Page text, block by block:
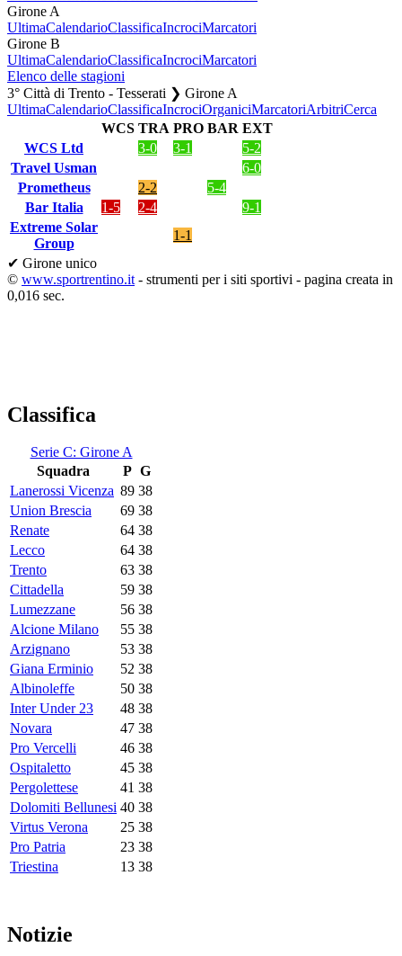
Girone A
UltimaCalendarioClassificaIncrociMarcatori
Girone B
UltimaCalendarioClassificaIncrociMarcatori
Elenco delle stagioni
3° Città di Trento - Tesserati ❯ Girone A
UltimaCalendarioClassificaIncrociOrganiciMarcatoriArbitriCerca
WCS TRA PRO BAR EXT
WCS Ltd
3-0 3-1
5-2
Travel Usman
6-0
Prometheus
2-2
5-4
Bar Italia
1-5 2-4
9-1
Extreme Solar
Group
1-1
✔ Girone unico
© www.sportrentino.it - strumenti per i siti sportivi - pagina creata in
0,016 sec.
Classifica
Serie C: Girone A
Squadra
P G
Lanerossi Vicenza 89 38
Union Brescia
69 38
Renate
64 38
Lecco
64 38
Trento
63 38
Cittadella
59 38
Lumezzane
56 38
Alcione Milano
55 38
Arzignano
53 38
Giana Erminio
52 38
Albinoleffe
50 38
Inter Under 23
48 38
Novara
47 38
Pro Vercelli
46 38
Ospitaletto
45 38
Pergolettese
41 38
Dolomiti Bellunesi 40 38
Virtus Verona
25 38
Pro Patria
23 38
Triestina
13 38
Notizie